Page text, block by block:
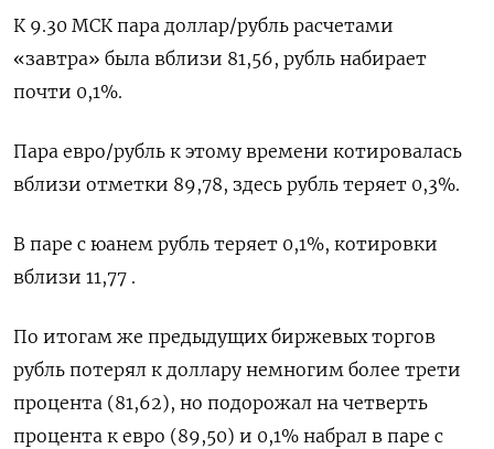
К 9.30 МСК пара доллар/рубль расчетами
«завтра» была вблизи 81,56, рубль набирает
почти 0,1%.
Пара евро/рубль к этому времени котировалась
вблизи отметки 89,78, здесь рубль теряет 0,3%.
В паре с юанем рубль теряет 0,1%, котировки
вблизи 11,77 .
По итогам же предыдущих биржевых торгов
рубль потерял к доллару немногим более трети
процента (81,62), но подорожал на четверть
процента к евро (89,50) и 0,1% набрал в паре с